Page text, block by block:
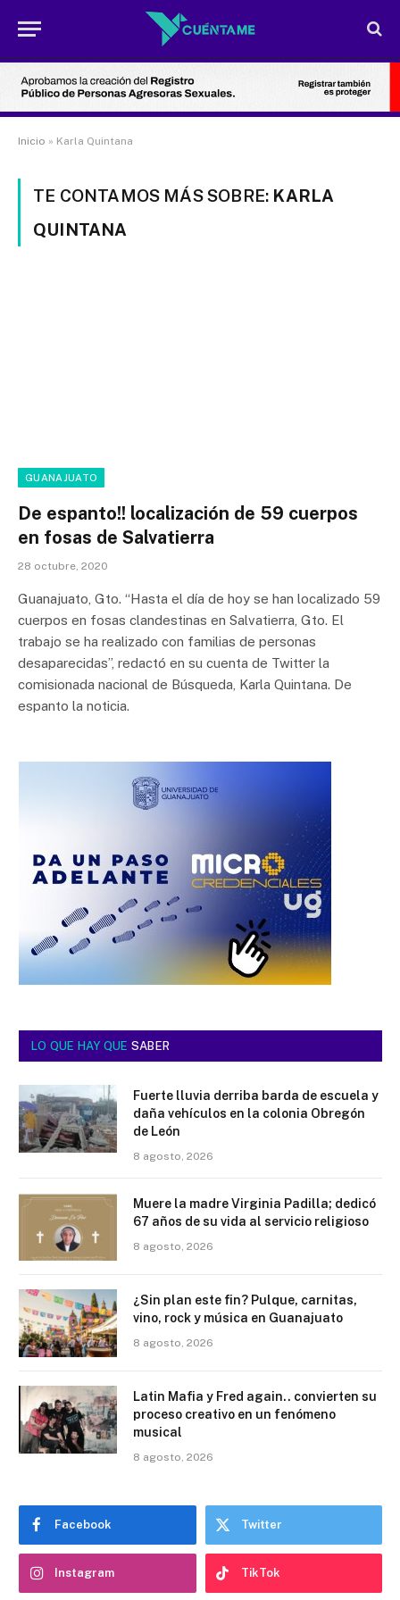
Inicio » Karla Quintana
TE CONTAMOS MÁS SOBRE: KARLA
QUINTANA
GUANAJUATO
De espanto!! localización de 59 cuerpos
en fosas de Salvatierra
28 octubre, 2020
Guanajuato, Gto. “Hasta el día de hoy se han localizado 59
cuerpos en fosas clandestinas en Salvatierra, Gto. El
trabajo se ha realizado con familias de personas
desaparecidas”, redactó en su cuenta de Twitter la
comisionada nacional de Búsqueda, Karla Quintana. De
espanto la noticia.
LO QUE HAY QUE SABER
Fuerte lluvia derriba barda de escuela y
daña vehículos en la colonia Obregón
de León
8 agosto, 2026
Muere la madre Virginia Padilla; dedicó
67 años de su vida al servicio religioso
8 agosto, 2026
¿Sin plan este fin? Pulque, carnitas,
vino, rock y música en Guanajuato
8 agosto, 2026
Latin Mafia y Fred again.. convierten su
proceso creativo en un fenómeno
musical
8 agosto, 2026
Facebook Twitter
Instagram TikTok